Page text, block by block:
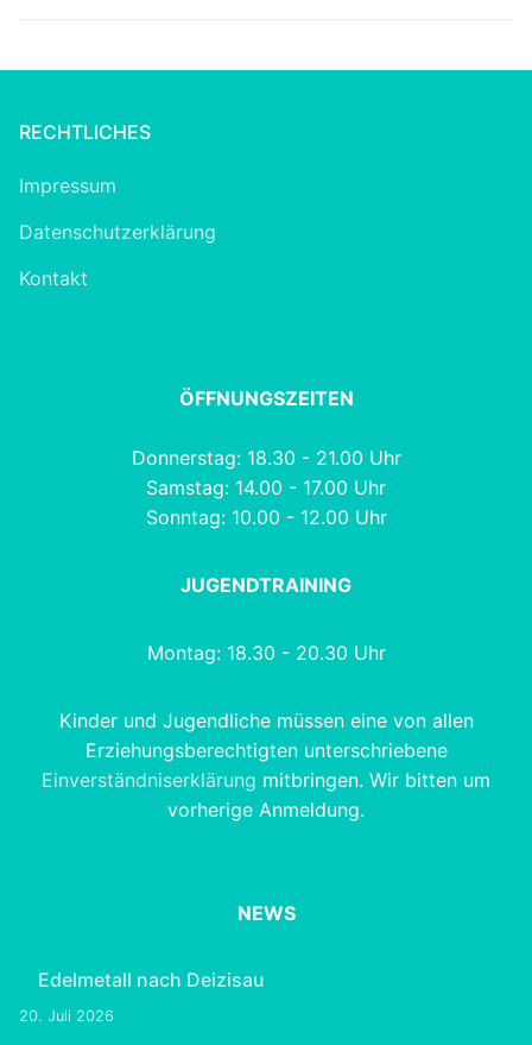
RECHTLICHES
Impressum
Datenschutzerklärung
Kontakt
ÖFFNUNGSZEITEN
Donnerstag: 18.30 - 21.00 Uhr
Samstag: 14.00 - 17.00 Uhr
Sonntag: 10.00 - 12.00 Uhr
JUGENDTRAINING
Montag: 18.30 - 20.30 Uhr
Kinder und Jugendliche müssen eine von allen
Erziehungsberechtigten unterschriebene
Einverständniserklärung mitbringen. Wir bitten um
vorherige Anmeldung.
NEWS
Edelmetall nach Deizisau
20. Juli 2026